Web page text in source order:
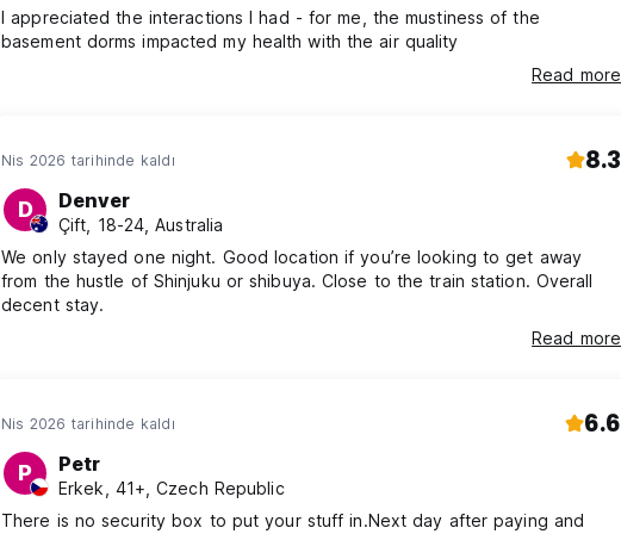
I appreciated the interactions I had - for me, the mustiness of the
basement dorms impacted my health with the air quality
Read more
Nis 2026 tarihinde kaldı 8.3
D Denver
Çift, 18-24, Australia
We only stayed one night. Good location if you’re looking to get away
from the hustle of Shinjuku or shibuya. Close to the train station. Overall
decent stay.
Read more
Nis 2026 tarihinde kaldı 6.6
P Petr
Erkek, 41+, Czech Republic
There is no security box to put your stuff in.Next day after paying and